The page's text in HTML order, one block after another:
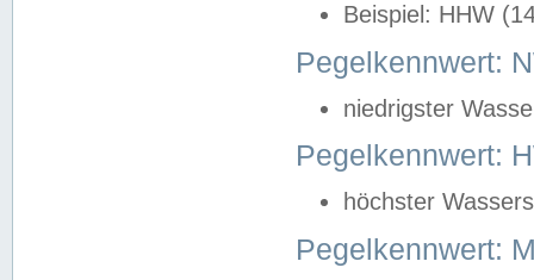
Beispiel: HHW
Pegelkennwert:
niedrigster
Pegelkennwert:
höchster
Pegelkennwert: